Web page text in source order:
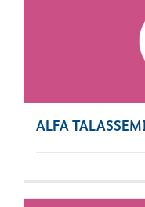
ALFA